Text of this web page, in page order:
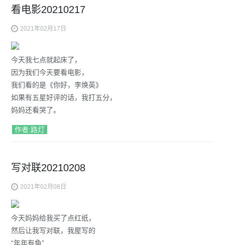
看电影20210217
2021年02月17日
今天我七点就起床了，
因为我们今天要看电影，
我们看的是《你好，李焕英》
如果有五星好评的话，我打五分，
妈妈还看哭了。
作者:路灯
写对联20210208
2021年02月08日
今天妈妈给我买了点红纸，
然后让我写对联，我屋写的
“年年有鱼”